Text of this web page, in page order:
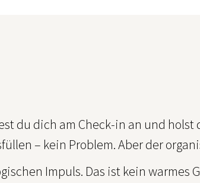
du dich am Check-in an und holst
– kein Problem. Aber der
Impuls. Das ist kein warmes